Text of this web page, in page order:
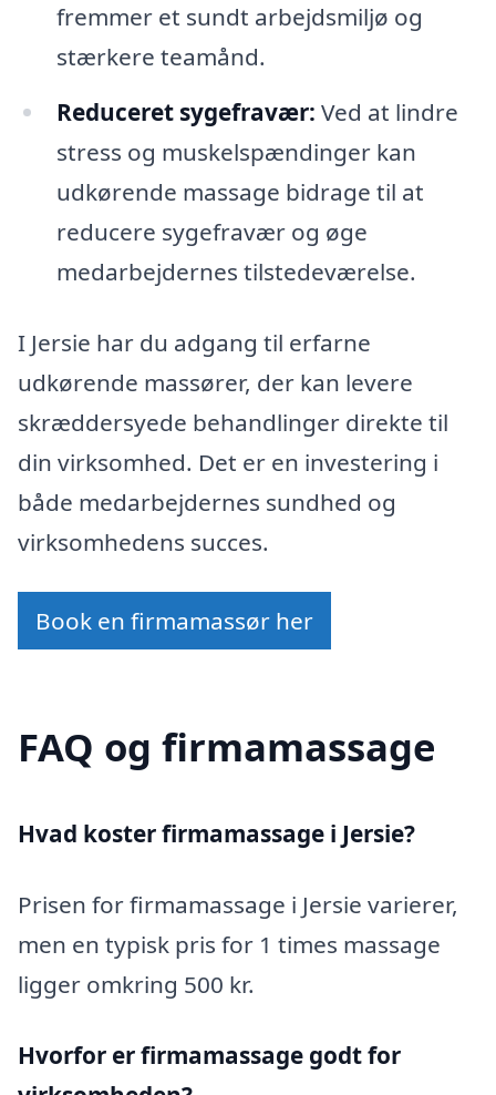
fremmer et sundt arbejdsmiljø og
stærkere teamånd.
Reduceret sygefravær: Ved at lindre
stress og muskelspændinger kan
udkørende massage bidrage til at
reducere sygefravær og øge
medarbejdernes tilstedeværelse.
I Jersie har du adgang til erfarne
udkørende massører, der kan levere
skræddersyede behandlinger direkte til
din virksomhed. Det er en investering i
både medarbejdernes sundhed og
virksomhedens succes.
Book en firmamassør her
FAQ og firmamassage
Hvad koster firmamassage i Jersie?
Prisen for firmamassage i Jersie varierer,
men en typisk pris for 1 times massage
ligger omkring 500 kr.
Hvorfor er firmamassage godt for